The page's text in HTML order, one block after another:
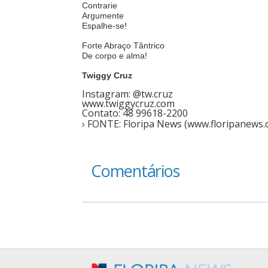
Contrarie
Argumente
Espalhe-se!
Forte Abraço Tântrico
De corpo e alma!
Twiggy Cruz
Instagram: @tw.cruz
www.twiggycruz.com
Contato: 48 99618-2200
› FONTE: Floripa News
Comentários